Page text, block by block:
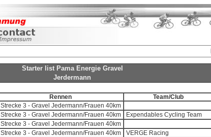
Starter list Pama Energie Gravel
Jerdermann
Rennen
Team/Club
Strecke 3 - Gravel Jedermann/Frauen 40km
Strecke 3 - Gravel Jedermann/Frauen 40km
Expendables Cycling Team
Strecke 3 - Gravel Jedermann/Frauen 40km
Strecke 3 - Gravel Jedermann/Frauen 40km
VERGE Racing